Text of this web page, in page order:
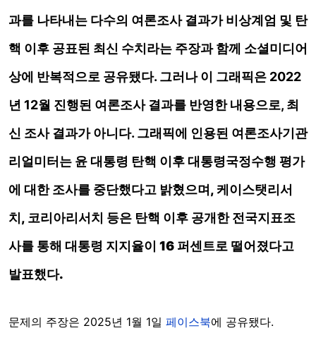
과를 나타내는 다수의 여론조사 결과가 비상계엄 및 탄
핵 이후 공표된 최신 수치라는 주장과 함께 소셜미디어
상에 반복적으로 공유됐다. 그러나 이 그래픽은 2022
년 12월 진행된 여론조사 결과를 반영한 내용으로, 최
신 조사 결과가 아니다. 그래픽에 인용된 여론조사기관
리얼미터는 윤 대통령 탄핵 이후 대통령국정수행 평가
에 대한 조사를 중단했다고 밝혔으며, 케이스탯리서
치, 코리아리서치 등은 탄핵 이후 공개한 전국지표조
사를 통해 대통령 지지율이 16 퍼센트로 떨어졌다고
발표했다.
문제의 주장은 2025년 1월 1일 페이스북에 공유됐다.